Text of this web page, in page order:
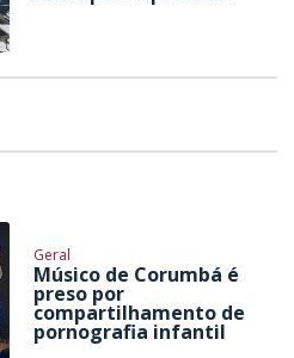
Geral
Músico de Corumbá é
preso por
compartilhamento de
pornografia infantil